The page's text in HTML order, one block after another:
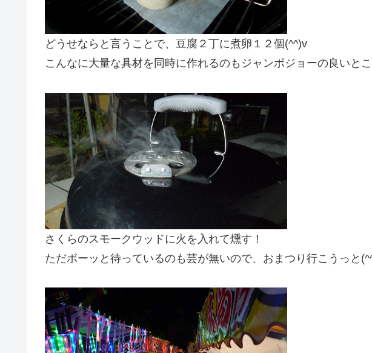
どうせならと言うことで、豆腐２丁に煮卵１２個(^^)v
こんなに大量な具材を同時に作れるのもジャンボジョーの良いと
さくらのスモークウッドに火を入れて燻す！
ただボーッと待っているのも芸が無いので、おまつり行こうっと